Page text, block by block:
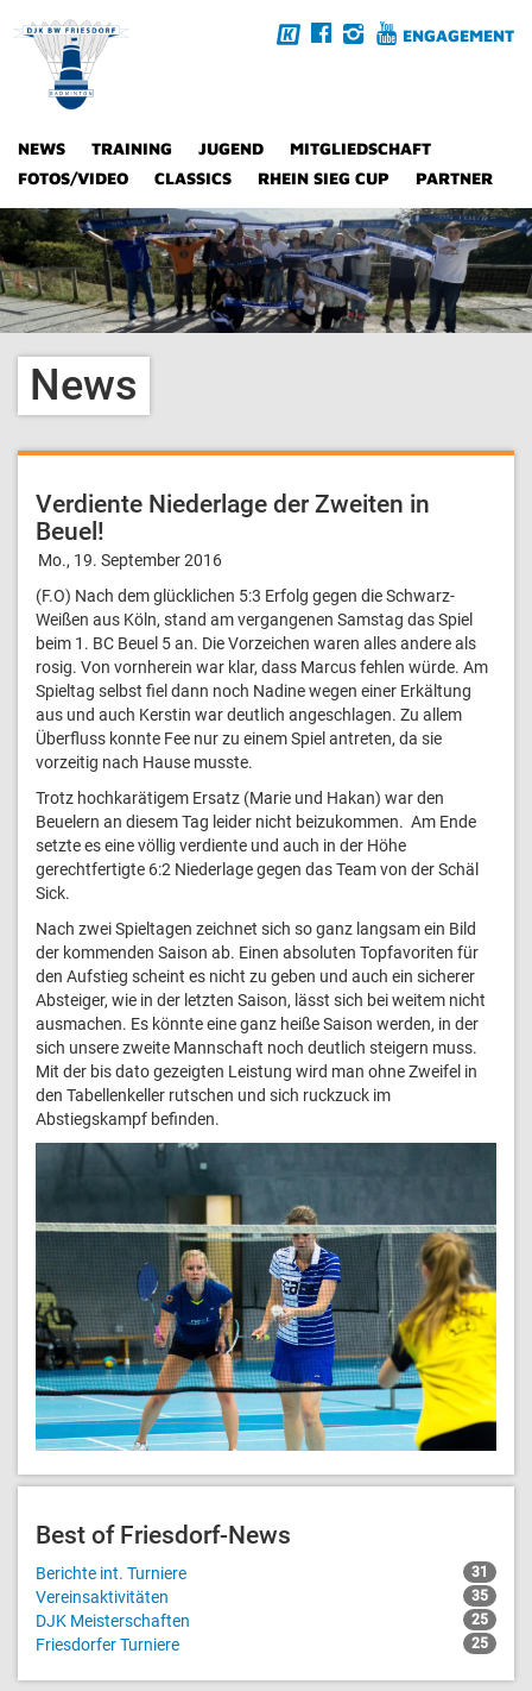
ENGAGEMENT
NEWS TRAINING JUGEND
MITGLIEDSCHAFT
FOTOS/VIDEO
CLASSICS RHEIN SIEG CUP PARTNER
News
Verdiente Niederlage der Zweiten in
Beuel!
Mo., 19. September 2016
(F.O) Nach dem glücklichen 5:3 Erfolg gegen die Schwarz-
Weißen aus Köln, stand am vergangenen Samstag das Spiel
beim 1. BC Beuel 5 an. Die Vorzeichen waren alles andere als
rosig. Von vornherein war klar, dass Marcus fehlen würde. Am
Spieltag selbst fiel dann noch Nadine wegen einer Erkältung
aus und auch Kerstin war deutlich angeschlagen. Zu allem
Überfluss konnte Fee nur zu einem Spiel antreten, da sie
vorzeitig nach Hause musste.
Trotz hochkarätigem Ersatz (Marie und Hakan) war den
Beuelern an diesem Tag leider nicht beizukommen. Am Ende
setzte es eine völlig verdiente und auch in der Höhe
gerechtfertigte 6:2 Niederlage gegen das Team von der Schäl
Sick.
Nach zwei Spieltagen zeichnet sich so ganz langsam ein Bild
der kommenden Saison ab. Einen absoluten Topfavoriten für
den Aufstieg scheint es nicht zu geben und auch ein sicherer
Absteiger, wie in der letzten Saison, lässt sich bei weitem nicht
ausmachen. Es könnte eine ganz heiße Saison werden, in der
sich unsere zweite Mannschaft noch deutlich steigern muss.
Mit der bis dato gezeigten Leistung wird man ohne Zweifel in
den Tabellenkeller rutschen und sich ruckzuck im
Abstiegskampf befinden.
Best of Friesdorf-News
Berichte int. Turniere 31
Vereinsaktivitäten 35
DJK Meisterschaften 25
Friesdorfer Turniere 25